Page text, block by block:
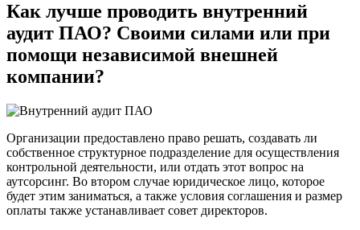
Как лучше проводить внутренний
аудит ПАО? Своими силами или при
помощи независимой внешней
компании?
Организации предоставлено право решать, создавать ли
собственное структурное подразделение для осуществления
контрольной деятельности, или отдать этот вопрос на
аутсорсинг. Во втором случае юридическое лицо, которое
будет этим заниматься, а также условия соглашения и размер
оплаты также устанавливает совет директоров.